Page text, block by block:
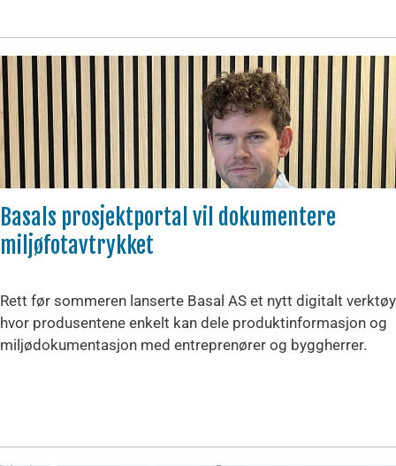
Basals prosjektportal vil dokumentere
miljøfotavtrykket
Rett før sommeren lanserte Basal AS et nytt digitalt verktøy
hvor produsentene enkelt kan dele produktinformasjon og
miljødokumentasjon med entreprenører og byggherrer.